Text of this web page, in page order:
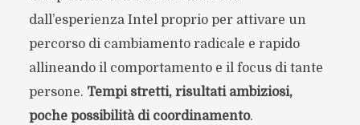
dall’esperienza Intel proprio per attivare un
percorso di cambiamento radicale e rapido
allineando il comportamento e il focus di tante
persone. Tempi stretti, risultati ambiziosi,
poche possibilità di coordinamento.